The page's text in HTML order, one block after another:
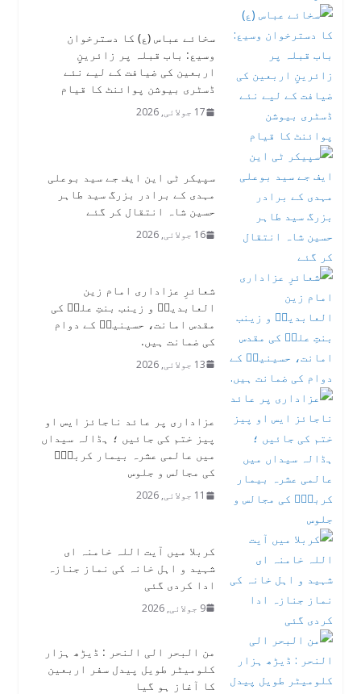
سخائے عباس (ع) کا دسترخوان
وسیع: باب قبلہ پر زائرینِِ
اربعین کی ضیافت کے لیے نئے
ڈسٹری بیوشن پوائنٹ کا قیام
17 جولائی, 2026
سپیکر ٹی این ایف جے سید بوعلی
مہدی کے برادر بزرگ سید طاہر
حسین شاہ انتقال کر گئے
16 جولائی, 2026
شعائرِ عزاداری امام زین
العابدینؑ و زینب بنتِ علیؑ کی
مقدس امانت، حسینیتؑ کے دوام
کی ضمانت ہیں.
13 جولائی, 2026
عزاداری پر عائد ناجائز ایس او
پیز ختم کی جائیں ؛ ہڈالہ سیداں
میں عالمی عشرہ بیمار کربلاؑ
کی مجالس و جلوس
11 جولائی, 2026
کربلا میں آیت اللہ خامنہ ای
شہید و اہل خانہ کی نماز جنازہ
ادا کردی گئی
9 جولائی, 2026
من البحر الی النحر : ڈیڑھ ہزار
کلومیٹر طویل پیدل سفر اربعین
کا آغاز ہو گیا